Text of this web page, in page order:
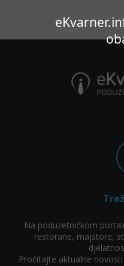
Na poduzetničkom
restorane, majstore,
Pročitajte aktualne